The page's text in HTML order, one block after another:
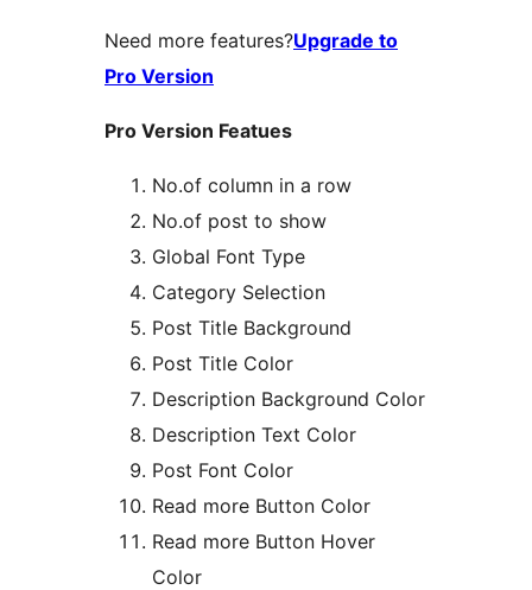
Need more features?Upgrade to
Pro Version
Pro Version Featues
No.of column in a row
No.of post to show
Global Font Type
Category Selection
Post Title Background
Post Title Color
Description Background Color
Description Text Color
Post Font Color
Read more Button Color
Read more Button Hover
Color